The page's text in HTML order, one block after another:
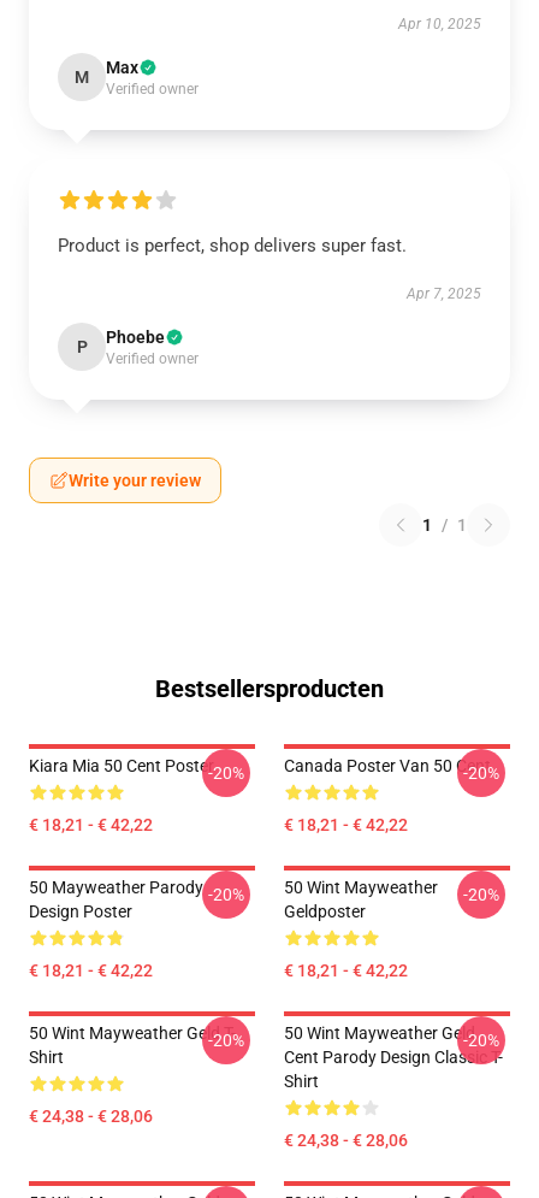
Apr 10, 2025
M Max
Verified owner
Product is perfect, shop delivers super fast.
Apr 7, 2025
P Phoebe
Verified owner
Write your review
1 / 1
Bestsellersproducten
Kiara Mia 50 Cent Poster
€ 18,21 - € 42,22
-20% Canada Poster Van 50 Cent
€ 18,21 - € 42,22
-20%
50 Mayweather Parody
Design Poster
€ 18,21 - € 42,22
-20%
50 Wint Mayweather
Geldposter
€ 18,21 - € 42,22
-20%
50 Wint Mayweather Geld T-
Shirt
€ 24,38 - € 28,06
-20%
50 Wint Mayweather Geld
Cent Parody Design Classic T-
Shirt
€ 24,38 - € 28,06
-20%